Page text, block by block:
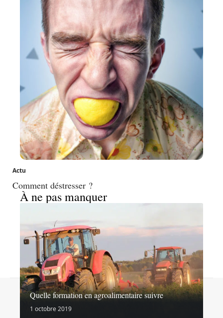
Actu
Comment déstresser ?
À ne pas manquer
Quelle formation en agroalimentaire suivre
1 octobre 2019
Contact Mentions légales Sitemap